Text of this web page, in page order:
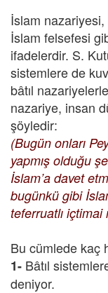
İslam
İslam felsefesi
ifadelerdir. S.
sistemlere de
bâtıl
nazariye, insan
şöyledir:
(Bugün onları
yapmış olduğu
İslam’a davet
bugünkü gibi
teferruatlı
Bu cümlede kaç
1- Bâtıl
deniyor.